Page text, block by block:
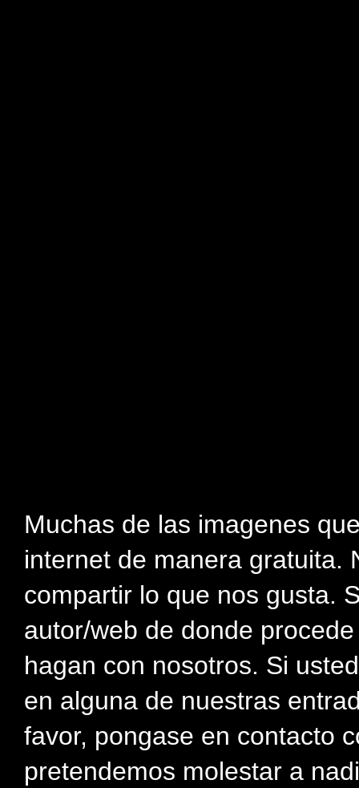
Muchas de las imagenes
internet de manera gratuita.
compartir lo que nos gusta.
autor/web de donde
hagan con nosotros. Si
en alguna de nuestras
favor, pongase en contacto
pretendemos molestar a